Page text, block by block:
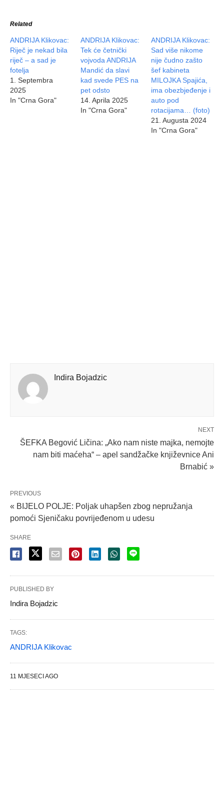
Related
ANDRIJA Klikovac:
Riječ je nekad bila
riječ – a sad je
fotelja
1. Septembra
2025
In "Crna Gora"
ANDRIJA Klikovac:
Tek će četnički
vojvoda ANDRIJA
Mandić da slavi
kad svede PES na
pet odsto
14. Aprila 2025
In "Crna Gora"
ANDRIJA Klikovac:
Sad više nikome
nije čudno zašto
šef kabineta
MILOJKA Spajića,
ima obezbjeđenje i
auto pod
rotacijama… (foto)
21. Augusta 2024
In "Crna Gora"
Indira Bojadzic
NEXT
ŠEFKA Begović Ličina: „Ako nam niste majka, nemojte
nam biti maćeha“ – apel sandžačke književnice Ani
Brnabić »
PREVIOUS
« BIJELO POLJE: Poljak uhapšen zbog nepružanja
pomoći Sjeničaku povrijeđenom u udesu
SHARE
PUBLISHED BY
Indira Bojadzic
TAGS:
ANDRIJA Klikovac
11 MJESECI AGO